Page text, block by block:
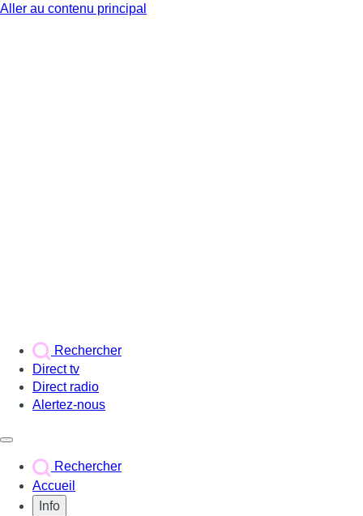
Aller au contenu principal
Rechercher
Direct tv
Direct radio
Alertez-nous
Rechercher
Accueil
Info